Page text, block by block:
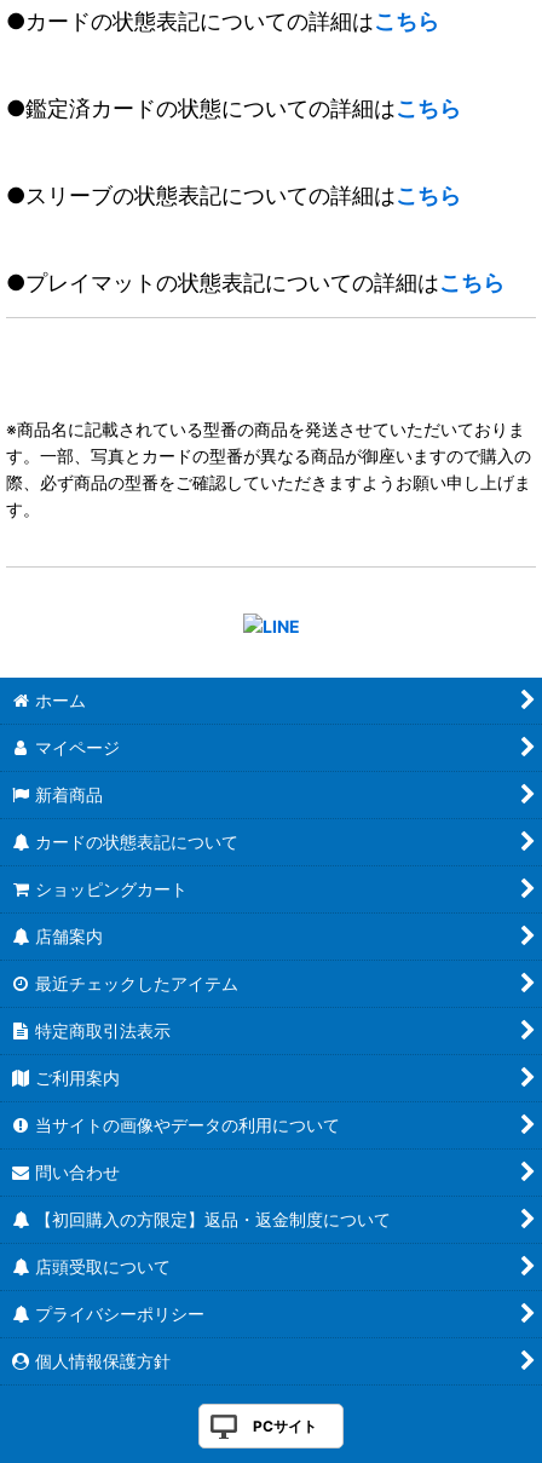
●カードの状態表記についての詳細はこちら
●鑑定済カードの状態についての詳細はこちら
●スリーブの状態表記についての詳細はこちら
●プレイマットの状態表記についての詳細はこちら
※商品名に記載されている型番の商品を発送させていただいておりま
す。一部、写真とカードの型番が異なる商品が御座いますので購入の
際、必ず商品の型番をご確認していただきますようお願い申し上げま
す。
ホーム
マイページ
新着商品
カードの状態表記について
ショッピングカート
店舗案内
最近チェックしたアイテム
特定商取引法表示
ご利用案内
当サイトの画像やデータの利用について
問い合わせ
【初回購入の方限定】返品・返金制度について
店頭受取について
プライバシーポリシー
個人情報保護方針
PCサイト